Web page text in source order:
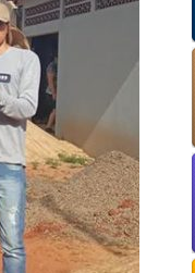
powered by